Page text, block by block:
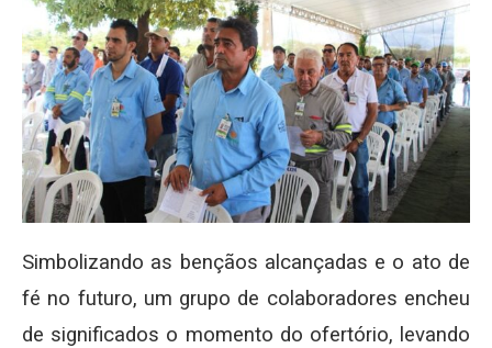
Simbolizando as bençãos alcançadas e o ato de
fé no futuro, um grupo de colaboradores encheu
de significados o momento do ofertório, levando